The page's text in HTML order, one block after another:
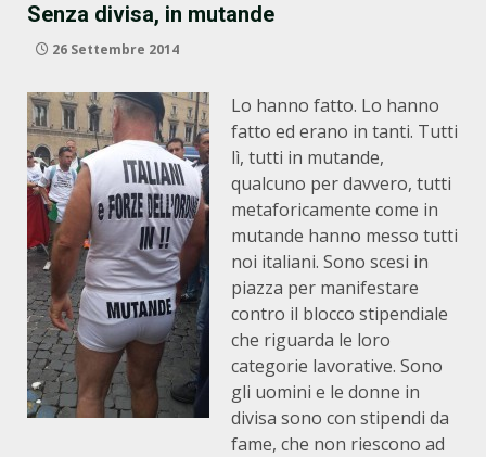
Senza divisa, in mutande
26 Settembre 2014
Lo hanno fatto. Lo hanno
fatto ed erano in tanti. Tutti
lì, tutti in mutande,
qualcuno per davvero, tutti
metaforicamente come in
mutande hanno messo tutti
noi italiani. Sono scesi in
piazza per manifestare
contro il blocco stipendiale
che riguarda le loro
categorie lavorative. Sono
gli uomini e le donne in
divisa sono con stipendi da
fame, che non riescono ad